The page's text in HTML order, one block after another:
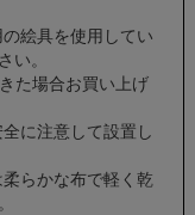
絵具を使用してい
い。
た場合お買い上げ
に注意して設置し
らかな布で軽く乾